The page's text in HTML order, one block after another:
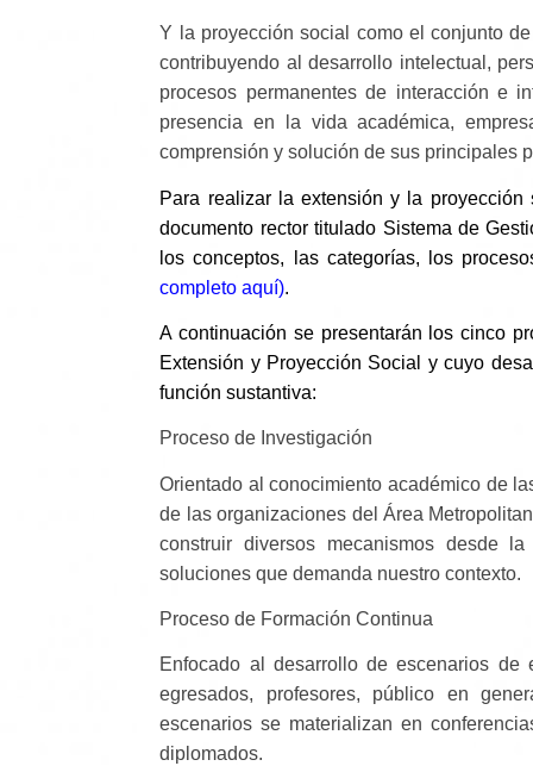
Y la proyección social como el conjunto
contribuyendo al desarrollo intelectual,
procesos permanentes de interacción e
presencia en la vida académica,
comprensión y solución de sus principales
Para realizar la extensión y la
documento rector titulado Sistema de
los conceptos, las categorías, los
completo aquí).
A continuación se presentarán los cinco
Extensión y Proyección Social
y cuyo
función sustantiva:
Proceso de Investigación
Orientado al conocimiento académico de
de las organizaciones del Área
construir diversos mecanismos desde
soluciones que demanda nuestro contexto.
Proceso de Formación Continua
Enfocado al desarrollo de escenarios de
egresados, profesores, público en
escenarios se materializan en
diplomados.